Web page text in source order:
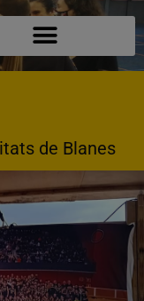
de Blanes